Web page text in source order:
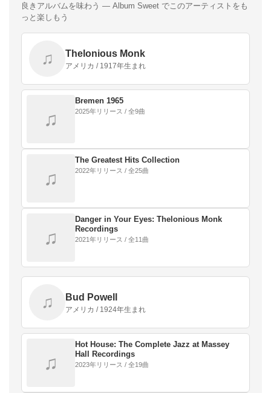
良きアルバムを味わう — Album Sweet でこのアーティストをも
っと楽しもう
♫ Thelonious Monk
アメリカ / 1917年生まれ
♫
Bremen 1965
2025年リリース / 全9曲
♫
The Greatest Hits Collection
2022年リリース / 全25曲
♫
Danger in Your Eyes: Thelonious Monk
Recordings
2021年リリース / 全11曲
♫ Bud Powell
アメリカ / 1924年生まれ
♫
Hot House: The Complete Jazz at Massey
Hall Recordings
2023年リリース / 全19曲